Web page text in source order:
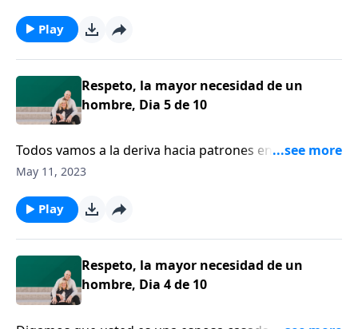
hablaremos sobre cómo recuperarlo.
Play
Respeto, la mayor necesidad de un
hombre, Dia 5 de 10
Todos vamos a la deriva hacia patrones en el
matrimonio. Ni siquiera estamos realmente
dice el doctor Emerson Eggerichs, algunos de esos
patrones pueden ser muy destructivos.
May 11, 2023
Play
Respeto, la mayor necesidad de un
hombre, Dia 4 de 10